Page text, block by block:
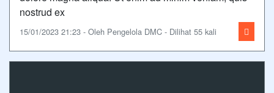
nostrud ex
15/01/2023 21:23 - Oleh Pengelola DMC - Dilihat 55 kali